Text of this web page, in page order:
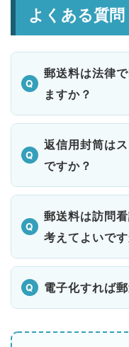
よくある質問
郵送料は法律
ますか？
返信用封筒は
ですか？
郵送料は訪問
考えてよいです
電子化すれば